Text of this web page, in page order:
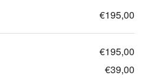
€195,00
€195,00
€39,00